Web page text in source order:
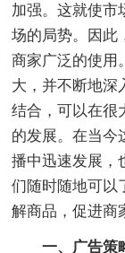
加强。这就使市
场的局势。因此
商家广泛的使用
大，并不断地深
结合，可以在很
的发展。在当今
播中迅速发展，
们随时随地可以
解商品，促进商
一、广告策